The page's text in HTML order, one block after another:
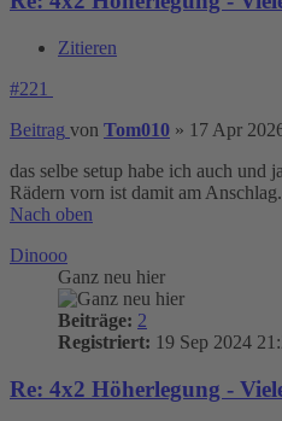
Zitieren
#221
Beitrag von Tom010 » 17 Apr
das selbe setup habe ich auch und
Rädern vorn ist damit am Anschlag.
Nach oben
Dinooo
Ganz neu hier
Beiträge: 2
Registriert: 19 Sep 2024
Re: 4x2 Höherlegung -